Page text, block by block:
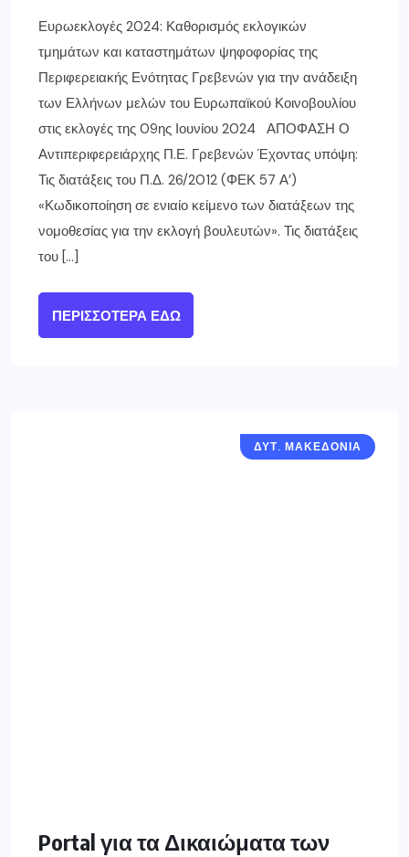
Ευρωεκλογές 2024: Καθορισμός εκλογικών
τμημάτων και καταστημάτων ψηφοφορίας της
Περιφερειακής Ενότητας Γρεβενών για την ανάδειξη
των Ελλήνων μελών του Ευρωπαϊκού Κοινοβουλίου
στις εκλογές της 09ης Ιουνίου 2024 ΑΠΟΦΑΣΗ Ο
Αντιπεριφερειάρχης Π.Ε. Γρεβενών Έχοντας υπόψη:
Τις διατάξεις του Π.Δ. 26/2012 (ΦΕΚ 57 Α’)
«Κωδικοποίηση σε ενιαίο κείμενο των διατάξεων της
νομοθεσίας για την εκλογή βουλευτών». Τις διατάξεις
του […]
ΠΕΡΙΣΣΌΤΕΡΑ ΕΔΏ
ΔΥΤ. ΜΑΚΕΔΟΝΙΑ
Portal για τα Δικαιώματα των